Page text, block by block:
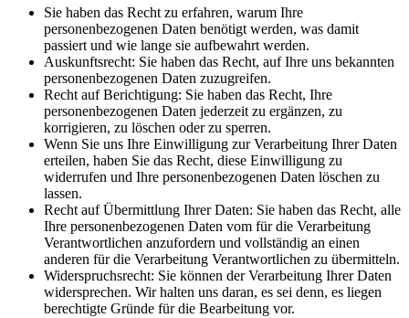
Sie haben das Recht zu erfahren, warum Ihre
personenbezogenen Daten benötigt werden, was damit
passiert und wie lange sie aufbewahrt werden.
Auskunftsrecht: Sie haben das Recht, auf Ihre uns bekannten
personenbezogenen Daten zuzugreifen.
Recht auf Berichtigung: Sie haben das Recht, Ihre
personenbezogenen Daten jederzeit zu ergänzen, zu
korrigieren, zu löschen oder zu sperren.
Wenn Sie uns Ihre Einwilligung zur Verarbeitung Ihrer Daten
erteilen, haben Sie das Recht, diese Einwilligung zu
widerrufen und Ihre personenbezogenen Daten löschen zu
lassen.
Recht auf Übermittlung Ihrer Daten: Sie haben das Recht, alle
Ihre personenbezogenen Daten vom für die Verarbeitung
Verantwortlichen anzufordern und vollständig an einen
anderen für die Verarbeitung Verantwortlichen zu übermitteln.
Widerspruchsrecht: Sie können der Verarbeitung Ihrer Daten
widersprechen. Wir halten uns daran, es sei denn, es liegen
berechtigte Gründe für die Bearbeitung vor.